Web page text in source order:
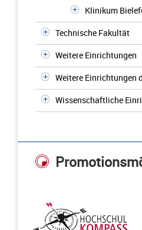
Klinikum
Technische Fakultät
Weitere Einrichtungen
Weitere Einrichtungen
Wissenschaftliche